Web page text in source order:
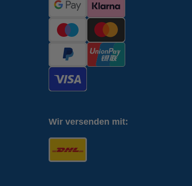
Wir versenden mit: